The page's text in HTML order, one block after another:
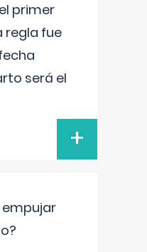
primer
regla fue
será el
+
empujar